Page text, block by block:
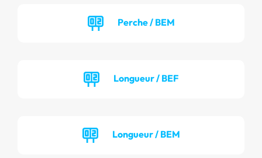
Perche / BEM
Longueur / BEF
Longueur / BEM